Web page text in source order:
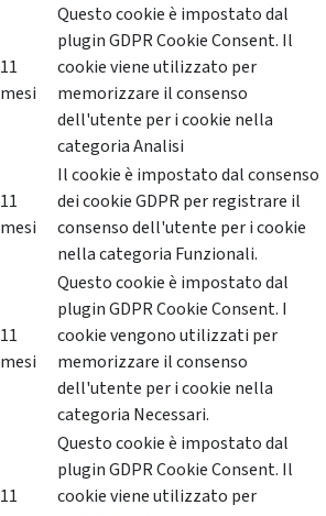
11
mesi
Questo cookie è impostato dal
plugin GDPR Cookie Consent. Il
cookie viene utilizzato per
memorizzare il consenso
dell'utente per i cookie nella
categoria Analisi
11
mesi
Il cookie è impostato dal consenso
dei cookie GDPR per registrare il
consenso dell'utente per i cookie
nella categoria Funzionali.
11
mesi
Questo cookie è impostato dal
plugin GDPR Cookie Consent. I
cookie vengono utilizzati per
memorizzare il consenso
dell'utente per i cookie nella
categoria Necessari.
11
Questo cookie è impostato dal
plugin GDPR Cookie Consent. Il
cookie viene utilizzato per